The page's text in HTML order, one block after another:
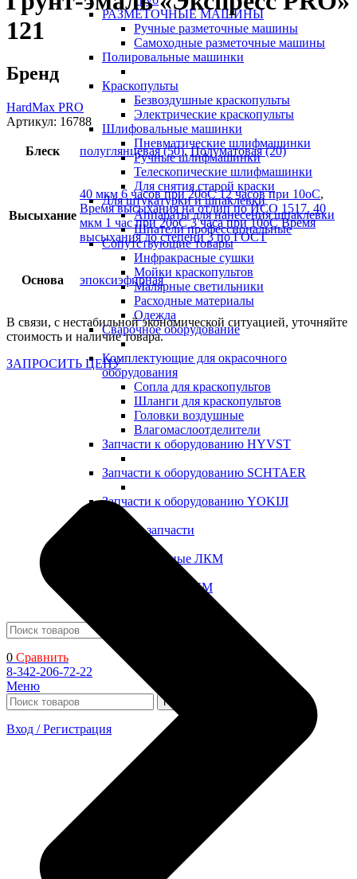
РАЗМЕТОЧНЫЕ МАШИНЫ
Ручные разметочные машины
Самоходные разметочные машины
Полировальные машинки
Краскопульты
Безвоздушные краскопульты
Электрические краскопульты
Шлифовальные машинки
Пневматические шлифмашинки
Ручные шлифмашинки
Телескопические шлифмашинки
Для снятия старой краски
Для штукатурки и шпаклевки
Аппараты для нанесения шпаклевки
Шпатели профессиональные
Сопутствующие товары
Инфракрасные сушки
Мойки краскопультов
Малярные светильники
Расходные материалы
Одежда
Сварочное оборудование
Комплектующие для окрасочного
оборудования
Сопла для краскопультов
Шланги для краскопультов
Головки воздушные
Влагомаслоотделители
Запчасти к оборудованию HYVST
Запчасти к оборудованию SCHTAER
Запчасти к оборудованию YOKIJI
Прочие запчасти
Промышленные ЛКМ
Декоративные ЛКМ
0 Сравнить
8-342-206-72-22
Меню
Поиск
Вход / Регистрация
121
Бренд
HardMax PRO
Артикул: 16788
Блеск полуглянцевая (50),Полуматовая (20)
Высыхание
40 мкм 6 часов при 20оС 12 часов при 10оС,
Время высыхания на отлип по ИСО 1517. 40
мкм 1 час при 20оС 3 часа при 10оС Время
высыхания до степени 3 по ГОСТ
Основа эпоксиэфирная
В связи, с нестабильной экономической ситуацией, уточняйте
стоимость и наличие товара.
ЗАПРОСИТЬ ЦЕНУ